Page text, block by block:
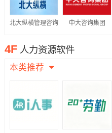
北大纵横管理咨询 中大咨询集团
4F 人力资源软件
本类推荐